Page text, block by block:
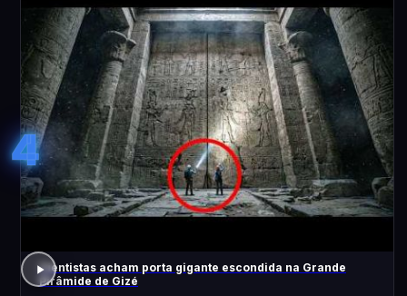
4
Cientistas acham porta gigante escondida na Grande
Pirâmide de Gizé